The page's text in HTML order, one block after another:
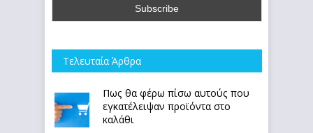
Τελευταία Άρθρα
Πως θα φέρω πίσω αυτούς που
εγκατέλειψαν προϊόντα στο
καλάθι